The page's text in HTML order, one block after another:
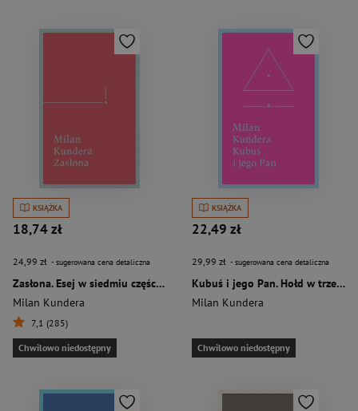
KSIĄŻKA
18,74 zł
24,99 zł - sugerowana cena detaliczna
Zasłona. Esej w siedmiu częściach
Milan Kundera
7,1 (285)
Chwilowo niedostępny
KSIĄŻKA
22,49 zł
29,99 zł - sugerowana cena detaliczna
Kubuś i jego Pan. Hołd w trzech aktach dla Denisa
Milan Kundera
Chwilowo niedostępny